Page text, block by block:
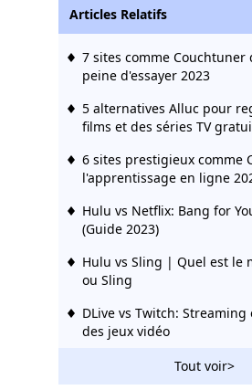
Articles Relatifs
7 sites comme Couchtuner
peine d'essayer 2023
5 alternatives Alluc pour
films et des séries TV
6 sites prestigieux comme
l'apprentissage en ligne
Hulu vs Netflix: Bang for
(Guide 2023)
Hulu vs Sling | Quel est le
ou Sling
DLive vs Twitch:
des jeux vidéo
10 meilleures alternatives
sur toutes les plates-
Tout voir>